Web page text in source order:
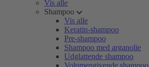
Vis alle
Shampoo
Vis alle
Keratin-shampoo
Pre-shampoo
Shampoo med arganolie
Udglattende shampoo
Volumengivende shampoo